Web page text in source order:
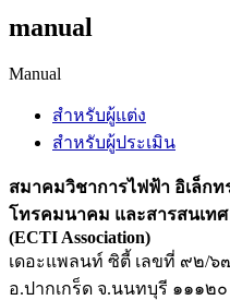
manual
Manual
สำหรับผู้แต่ง
สำหรับผู้ประเมิน
สมาคมวิชาการไฟฟ้า อิเล็ก
โทรคมนาคม และสารสนเทศ
(ECTI Association)
เดอะแพลนท์ ซิตี้ เลขที่ ๙๒/๖
อ.ปากเกร็ด จ.นนทบุรี ๑๑๑๒๐